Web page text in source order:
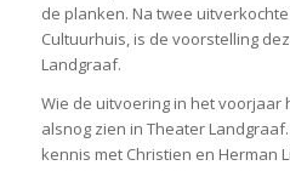
de planken. Na twee
Cultuurhuis, is de voorstelling
Landgraaf.
Wie de uitvoering in het voorjaar
alsnog zien in Theater Landgraaf.
kennis met Christien en Herman